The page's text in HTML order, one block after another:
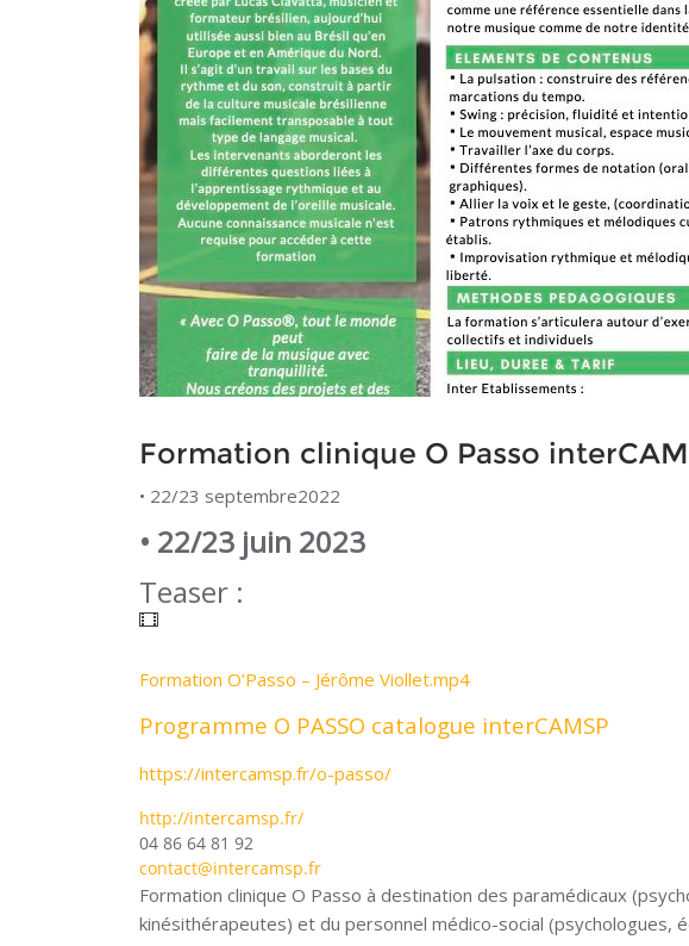
Formation clinique O Passo
• 22/23 septembre2022
• 22/23 juin 2023
Teaser :
Formation O’Passo – Jérôme Viollet.mp4
Programme O PASSO catalogue interCAMSP
https://intercamsp.fr/o-passo/
http://intercamsp.fr/
04 86 64 81 92
contact@intercamsp.fr
Formation clinique O Passo à destination des paramédicaux
kinésithérapeutes) et du personnel médico-social (psychologues,